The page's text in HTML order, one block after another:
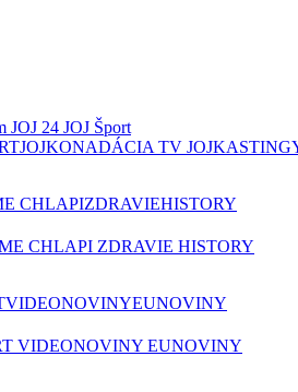
JOJ 24 JOJ Šport
JOJKONADÁCIA TV JOJ
CHLAPIZDRAVIEHISTORY
CHLAPI ZDRAVIE HISTORY
VIDEONOVINYEUNOVINY
VIDEONOVINY EUNOVINY